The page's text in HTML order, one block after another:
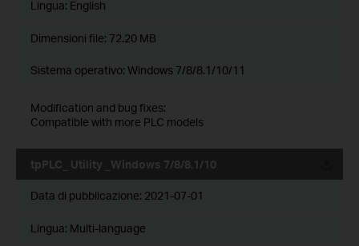
Lingua: English
Dimensioni file: 72.20 MB
Sistema operativo: Windows 7/8/8.1/10/11
Modification and bug fixes:
Compatible with more PLC models
tpPLC_ Utility _Windows 7/8/8.1/10
Data di pubblicazione: 2021-07-01
Lingua: Multi-language